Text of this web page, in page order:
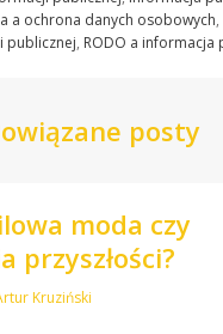
a ochrona danych osobowych,
publicznej, RODO a informacja
posty
moda czy
przyszłości?
Kruziński